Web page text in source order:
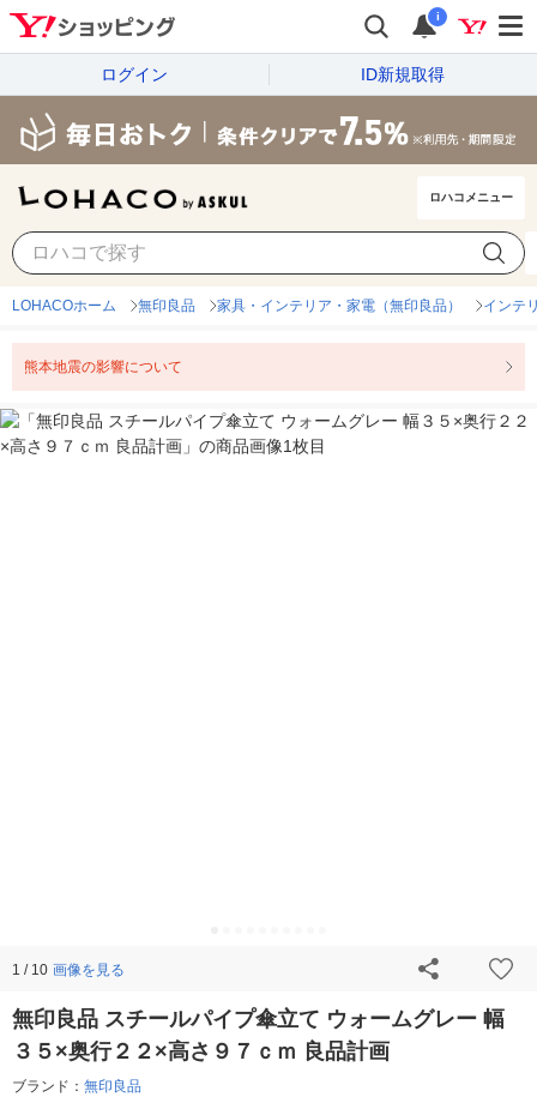
i
ログイン ID新規取得
ロハコメニュー
LOHACOホーム 無印良品 家具・インテリア・家電（無印良品） インテ
熊本地震の影響について
1 / 10 画像を見る
無印良品 スチールパイプ傘立て ウォームグレー 幅
３５×奥行２２×高さ９７ｃｍ 良品計画
ブランド： 無印良品